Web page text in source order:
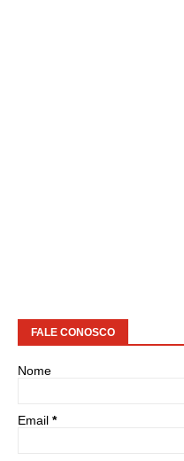
FALE CONOSCO
Nome
Email *